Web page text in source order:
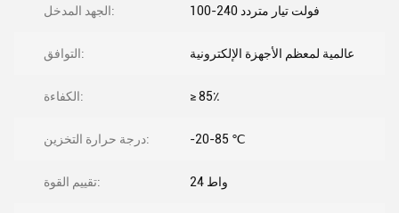
الجهد المدخل: 100-240 فولت تيار متردد
التوافق: عالمية لمعظم الأجهزة الإلكترونية
الكفاءة: ≥ 85٪
درجة حرارة التخزين: -20-85 ℃
تقييم القوة: 24 واط